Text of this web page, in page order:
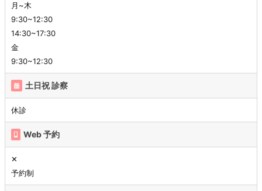
月~木
9:30~12:30
14:30~17:30
金
9:30~12:30
土日祝 診察
休診
Web 予約
✕
予約制